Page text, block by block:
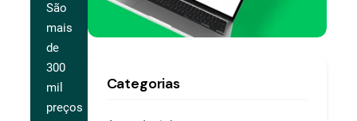
São
mais
de
300
mil
preços
Categorias